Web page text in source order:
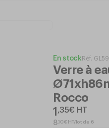
En stock Réf. GL59
Verre à
Rocco
1 ,35€ HT
8,10€ HT/lot de 6